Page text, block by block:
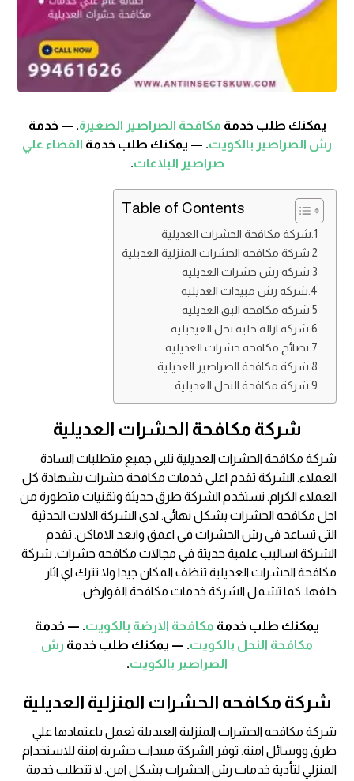
يمكنك طلب خدمة مكافحة الصراصير الصغيرة. — خدمة
رش الصراصير بالكويت. — يمكنك طلب خدمة القضاء علي
صراصير البلاعات.
Table of Contents
شركة مكافحة الحشرات العديلية
شركة مكافحه الحشرات المنزلية العديلية
شركة رش حشرات العديلية
شركة رش مبيدات العديلية
شركة مكافحة البق العديلية
شركة ازالة خلية نحل العيديلية
نصائح مكافحه حشرات العديلية
شركة مكافحة الصراصير العديلية
شركة مكافحة النحل العديلية
شركة مكافحة الحشرات العديلية
شركة مكافحة الحشرات العديلية تلبي جميع متطلبات السادة
العملاء. الشركة تقدم اعلي خدمات مكافحة حشرات بشهادة كل
العملاء الكرام. تستخدم الشركة طرق حديثة وتقنيات متطورة من
اجل مكافحه الحشرات بشكل نهائي. لدي الشركة الالات الحدثية
التي تساعد في رش الحشرات في اعمق وابعد الاماكن. تقدم
الشركة اساليب علمية حديثة في مجالات مكافحه حشرات. شركة
مكافحة الحشرات العديلية تنظف المكان جيدا ولا تترك اي اثار
خلفها. كما تشمل الشركة خدمات مكافحة القوارض.
يمكنك طلب خدمة مكافحة الارضة بالكويت. — خدمة
مكافحة النحل بالكويت. — يمكنك طلب خدمة رش
الصراصير بالكويت.
شركة مكافحه الحشرات المنزلية العديلية
شركة مكافحه الحشرات المنزلية العيديلة تعمل باعتمادها علي
طرق ووسائل امنة. توفر الشركة مبيدات حشرية امنة للاستخدام
المنزلي لتأدية خدمات رش الحشرات بشكل امن. لا تتطلب خدمة